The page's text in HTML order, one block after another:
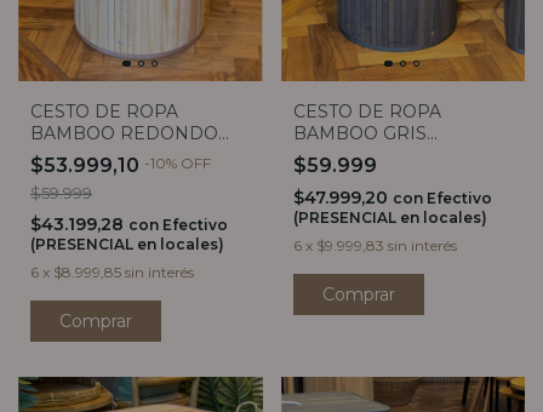
CESTO DE ROPA
BAMBOO REDONDO
CON TAPA
$53.999,10 -10% OFF
$59.999
$43.199,28 con Efectivo
(PRESENCIAL en locales)
6 x $8.999,85 sin interés
CESTO DE ROPA
BAMBOO GRIS
REDONDO CON TAPA
$59.999
$47.999,20 con Efectivo
(PRESENCIAL en locales)
6 x $9.999,83 sin interés